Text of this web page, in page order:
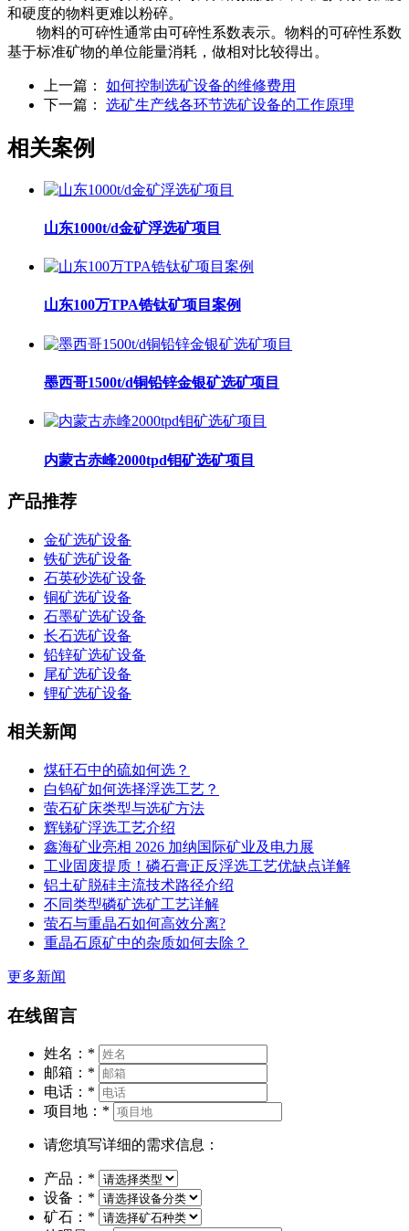
和硬度的物料更难以粉碎。
物料的可碎性通常由可碎性系数表示。物料的可碎性系数
基于标准矿物的单位能量消耗，做相对比较得出。
上一篇： 如何控制选矿设备的维修费用
下一篇： 选矿生产线各环节选矿设备的工作原理
相关案例
山东1000t/d金矿浮选矿项目
山东100万TPA锆钛矿项目案例
墨西哥1500t/d铜铅锌金银矿选矿项目
内蒙古赤峰2000tpd钼矿选矿项目
产品推荐
金矿选矿设备
铁矿选矿设备
石英砂选矿设备
铜矿选矿设备
石墨矿选矿设备
长石选矿设备
铅锌矿选矿设备
尾矿选矿设备
锂矿选矿设备
相关新闻
煤矸石中的硫如何选？
白钨矿如何选择浮选工艺？
萤石矿床类型与选矿方法
辉锑矿浮选工艺介绍
鑫海矿业亮相 2026 加纳国际矿业及电力展
工业固废提质！磷石膏正反浮选工艺优缺点详解
铝土矿脱硅主流技术路径介绍
不同类型磷矿选矿工艺详解
萤石与重晶石如何高效分离?
重晶石原矿中的杂质如何去除？
更多新闻
在线留言
姓名： *
邮箱： *
电话： *
项目地： *
请您填写详细的需求信息：
产品： *
设备： *
矿石： *